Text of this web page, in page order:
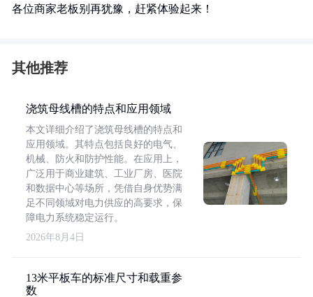
各位商家老板别再犹豫，赶紧体验起来！
其他推荐
浇筑母线槽的特点和应用领域
本文详细介绍了浇筑母线槽的特点和
应用领域。其特点包括良好的电气、
机械、防火和防护性能。在应用上，
广泛用于商业建筑、工业厂房、医院
和数据中心等场所，凭借自身优势满
足不同领域对电力供应的高要求，保
障电力系统稳定运行。
2026年8月4日
13米平板车的标准尺寸和载重参
数